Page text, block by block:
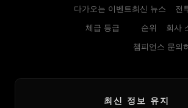
다가오는 이벤트
체급 등급
최신 뉴스
순위
챔피언스
전
회사
문의
최신 정보 유지